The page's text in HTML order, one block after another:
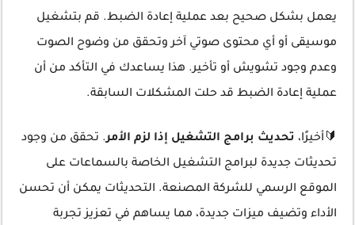
يعمل بشكل صحيح بعد عملية إعادة الضبط. قم بتشغيل
موسيقى أو أي محتوى صوتي آخر وتحقق من وضوح الصوت
وعدم وجود تشويش أو تأخير. هذا يساعدك في التأكد من أن
عملية إعادة الضبط قد حلت المشكلات السابقة.
🔰أخيرًا، تحديث برامج التشغيل إذا لزم الأمر. تحقق من وجود
تحديثات جديدة لبرامج التشغيل الخاصة بالسماعات على
الموقع الرسمي للشركة المصنعة. التحديثات يمكن أن تحسن
الأداء وتضيف ميزات جديدة، مما يساهم في تعزيز تجربة